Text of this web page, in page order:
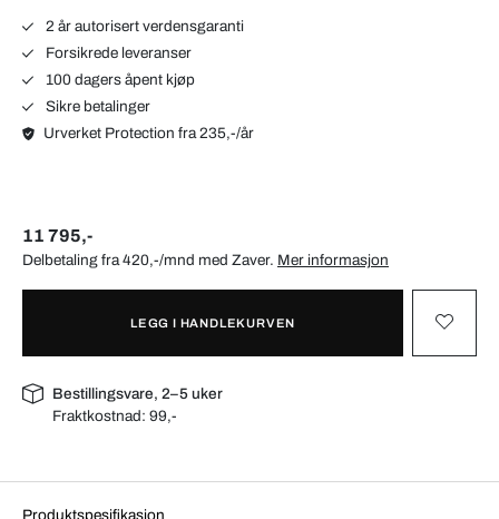
2 år autorisert verdensgaranti
Forsikrede leveranser
100 dagers åpent kjøp
Sikre betalinger
Urverket Protection fra 235,-/år
11 795,-
Delbetaling fra 420,-/mnd med Zaver. Mer informasjon
LEGG I HANDLEKURVEN
Bestillingsvare, 2–5 uker
Fraktkostnad:99,-
Produktspesifikasjon